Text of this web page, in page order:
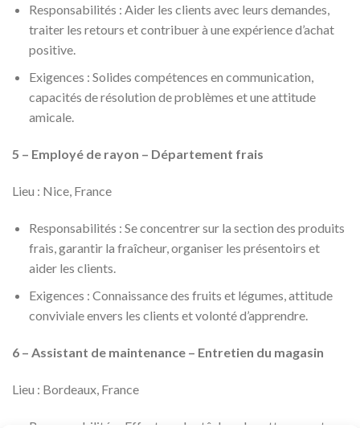
Responsabilités : Aider les clients avec leurs demandes,
traiter les retours et contribuer à une expérience d’achat
positive.
Exigences : Solides compétences en communication,
capacités de résolution de problèmes et une attitude
amicale.
5 – Employé de rayon – Département frais
Lieu : Nice, France
Responsabilités : Se concentrer sur la section des produits
frais, garantir la fraîcheur, organiser les présentoirs et
aider les clients.
Exigences : Connaissance des fruits et légumes, attitude
conviviale envers les clients et volonté d’apprendre.
6 – Assistant de maintenance – Entretien du magasin
Lieu : Bordeaux, France